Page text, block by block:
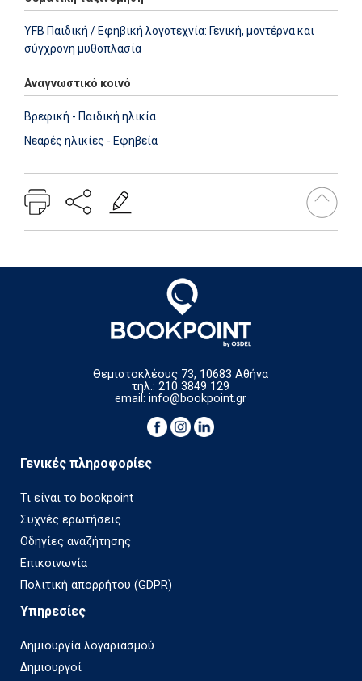
YFB Παιδική / Εφηβική λογοτεχνία: Γενική, μοντέρνα και
σύγχρονη μυθοπλασία
Αναγνωστικό κοινό
Βρεφική - Παιδική ηλικία
Νεαρές ηλικίες - Εφηβεία
Θεμιστοκλέους 73, 10683 Αθήνα
τηλ.: 210 3849 129
email:info@bookpoint.gr
Γενικές πληροφορίες
Τι είναι το bookpoint
Συχνές ερωτήσεις
Οδηγίες αναζήτησης
Επικοινωνία
Πολιτική απορρήτου (GDPR)
Υπηρεσίες
Δημιουργία λογαριασμού
Δημιουργοί